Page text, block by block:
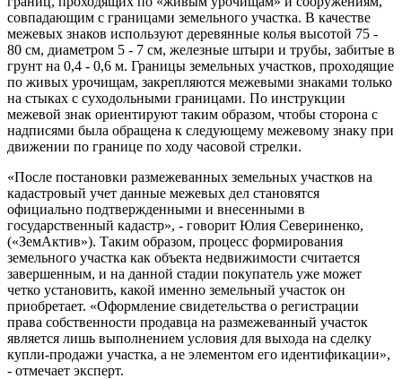
совпадающим с границами земельного участка. В качестве
межевых знаков используют деревянные колья высотой 75 -
80 см, диаметром 5 - 7 см, железные штыри и трубы, забитые в
грунт на 0,4 - 0,6 м. Границы земельных участков, проходящие
по живых урочищам, закрепляются межевыми знаками только
на стыках с суходольными границами. По инструкции
межевой знак ориентируют таким образом, чтобы сторона с
надписями была обращена к следующему межевому знаку при
движении по границе по ходу часовой стрелки.
«После постановки размежеванных земельных участков на
кадастровый учет данные межевых дел становятся
официально подтвержденными и внесенными в
государственный кадастр», - говорит Юлия Севериненко,
(«ЗемАктив»). Таким образом, процесс формирования
земельного участка как объекта недвижимости считается
завершенным, и на данной стадии покупатель уже может
четко установить, какой именно земельный участок он
приобретает. «Оформление свидетельства о регистрации
права собственности продавца на размежеванный участок
является лишь выполнением условия для выхода на сделку
купли-продажи участка, а не элементом его идентификации»,
- отмечает эксперт.